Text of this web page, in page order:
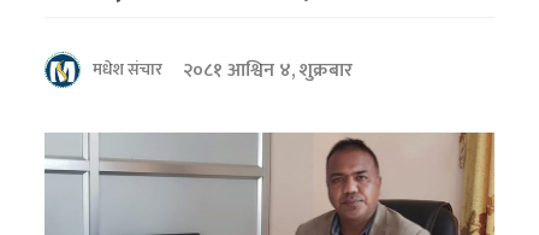
मधेश संचार २०८१ आश्विन ४, शुक्रबार